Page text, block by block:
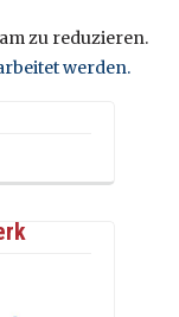
zu reduzieren.
werden.